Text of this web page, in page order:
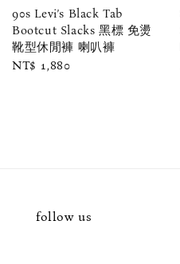
90s Levi’s Black Tab
Bootcut Slacks 黑標 免燙
靴型休閒褲 喇叭褲
Regular
NT$ 1,880
follow us